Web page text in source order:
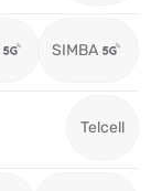
SIMBA
Telcell